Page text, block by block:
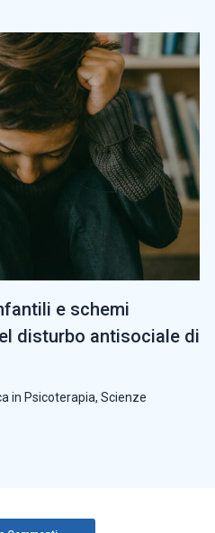
e schemi
disturbo antisociale di
in Psicoterapia, Scienze